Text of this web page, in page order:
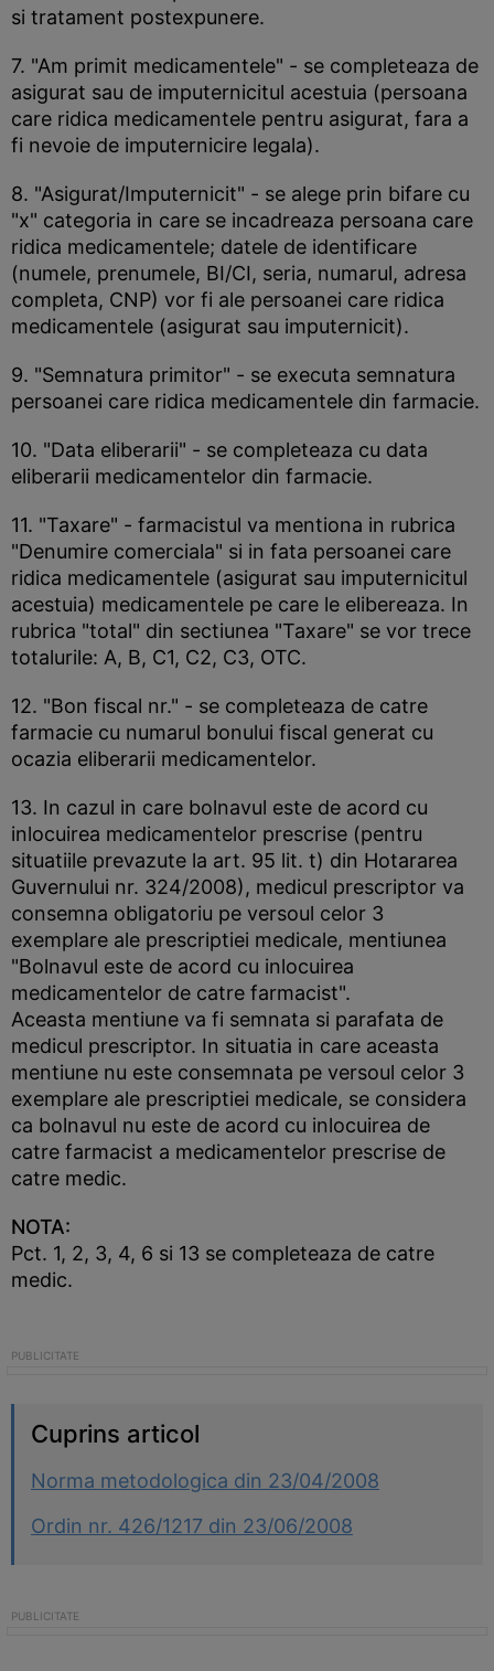
si tratament postexpunere.
7. "Am primit medicamentele" - se completeaza de
asigurat sau de imputernicitul acestuia (persoana
care ridica medicamentele pentru asigurat, fara a
fi nevoie de imputernicire legala).
8. "Asigurat/Imputernicit" - se alege prin bifare cu
"x" categoria in care se incadreaza persoana care
ridica medicamentele; datele de identificare
(numele, prenumele, BI/CI, seria, numarul, adresa
completa, CNP) vor fi ale persoanei care ridica
medicamentele (asigurat sau imputernicit).
9. "Semnatura primitor" - se executa semnatura
persoanei care ridica medicamentele din farmacie.
10. "Data eliberarii" - se completeaza cu data
eliberarii medicamentelor din farmacie.
11. "Taxare" - farmacistul va mentiona in rubrica
"Denumire comerciala" si in fata persoanei care
ridica medicamentele (asigurat sau imputernicitul
acestuia) medicamentele pe care le elibereaza. In
rubrica "total" din sectiunea "Taxare" se vor trece
totalurile: A, B, C1, C2, C3, OTC.
12. "Bon fiscal nr." - se completeaza de catre
farmacie cu numarul bonului fiscal generat cu
ocazia eliberarii medicamentelor.
13. In cazul in care bolnavul este de acord cu
inlocuirea medicamentelor prescrise (pentru
situatiile prevazute la art. 95 lit. t) din Hotararea
Guvernului nr. 324/2008), medicul prescriptor va
consemna obligatoriu pe versoul celor 3
exemplare ale prescriptiei medicale, mentiunea
"Bolnavul este de acord cu inlocuirea
medicamentelor de catre farmacist".
Aceasta mentiune va fi semnata si parafata de
medicul prescriptor. In situatia in care aceasta
mentiune nu este consemnata pe versoul celor 3
exemplare ale prescriptiei medicale, se considera
ca bolnavul nu este de acord cu inlocuirea de
catre farmacist a medicamentelor prescrise de
catre medic.
NOTA:
Pct. 1, 2, 3, 4, 6 si 13 se completeaza de catre
medic.
Cuprins articol
Norma metodologica din 23/04/2008
Ordin nr. 426/1217 din 23/06/2008